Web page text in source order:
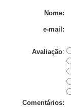
Nome:
e-mail:
Avaliação:
Comentários: